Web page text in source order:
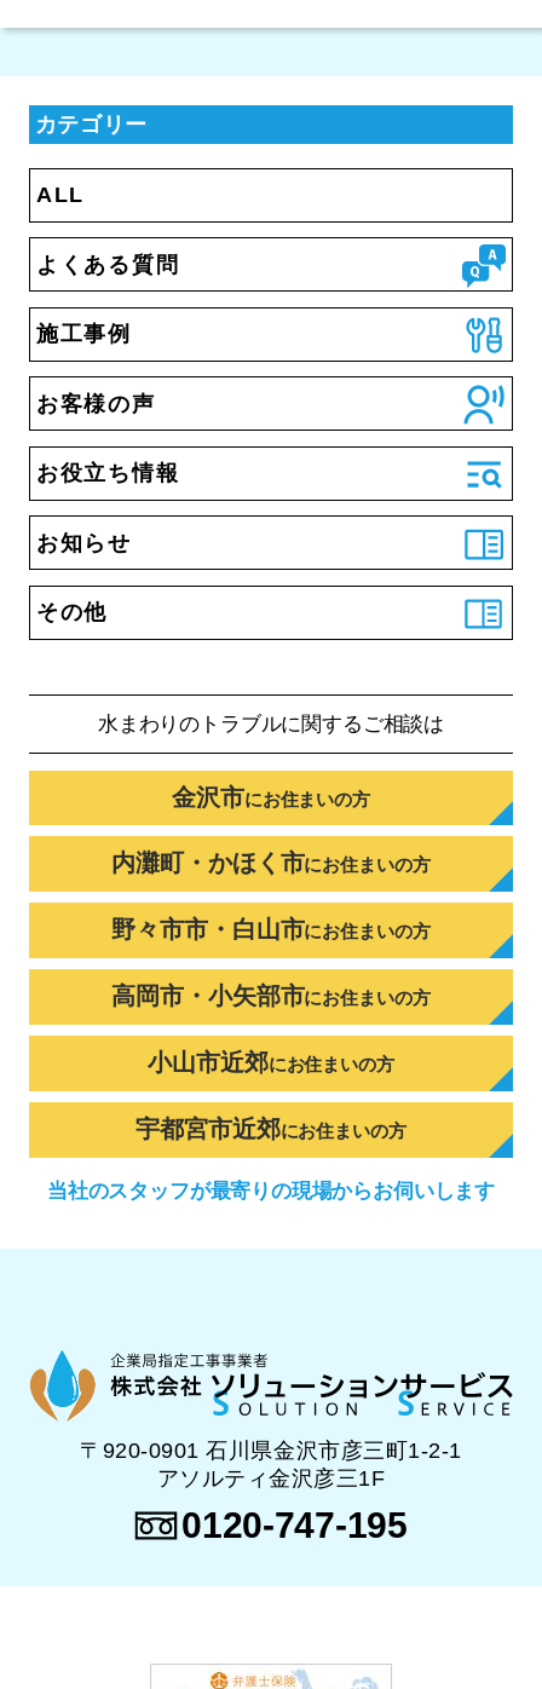
カテゴリー
ALL
よくある質問
施工事例
お客様の声
お役立ち情報
お知らせ
その他
水まわりのトラブルに関するご相談は
金沢市にお住まいの方
内灘町・かほく市にお住まいの方
野々市市・白山市にお住まいの方
高岡市・小矢部市にお住まいの方
小山市近郊にお住まいの方
宇都宮市近郊にお住まいの方
当社のスタッフが最寄りの現場からお伺いします
〒920-0901 石川県金沢市彦三町1-2-1
アソルティ金沢彦三1F
0120-747-195